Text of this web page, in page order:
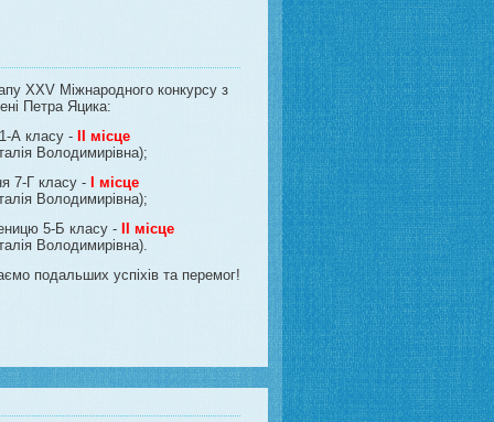
XXV Міжнародного конкурсу з
Петра Яцика:
А класу -
II місце
Володимирівна);
7-Г класу -
I місце
Володимирівна);
5-Б класу -
II місце
Володимирівна).
подальших успіхів та перемог!